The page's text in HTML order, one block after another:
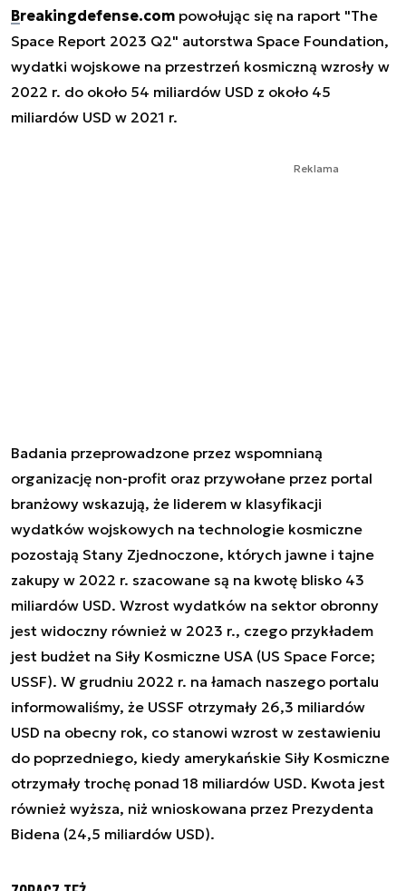
Breakingdefense.com powołując się na raport "The
Space Report 2023 Q2" autorstwa Space Foundation,
wydatki wojskowe na przestrzeń kosmiczną wzrosły w
2022 r. do około 54 miliardów USD z około 45
miliardów USD w 2021 r.
Reklama
Badania przeprowadzone przez wspomnianą
organizację non-profit oraz przywołane przez portal
branżowy wskazują, że liderem w klasyfikacji
wydatków wojskowych na technologie kosmiczne
pozostają Stany Zjednoczone, których jawne i tajne
zakupy w 2022 r. szacowane są na kwotę blisko 43
miliardów USD. Wzrost wydatków na sektor obronny
jest widoczny również w 2023 r., czego przykładem
jest budżet na Siły Kosmiczne USA (US Space Force;
USSF). W grudniu 2022 r. na łamach naszego portalu
informowaliśmy, że USSF otrzymały 26,3 miliardów
USD na obecny rok, co stanowi wzrost w zestawieniu
do poprzedniego, kiedy amerykańskie Siły Kosmiczne
otrzymały trochę ponad 18 miliardów USD. Kwota jest
również wyższa, niż wnioskowana przez Prezydenta
Bidena (24,5 miliardów USD).